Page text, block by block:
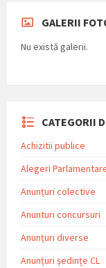
GALERII
Nu există galerii.
CATEGORII
Achizitii publice
Alegeri
Anunțuri colective
Anunturi concursuri
Anunțuri diverse
Anunțuri ședințe CL